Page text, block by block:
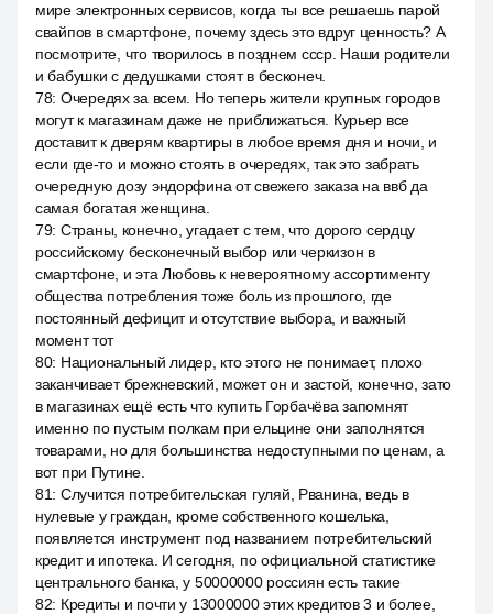
мире электронных сервисов, когда ты все решаешь парой
свайпов в смартфоне, почему здесь это вдруг ценность? А
посмотрите, что творилось в позднем ссср. Наши родители
и бабушки с дедушками стоят в бесконеч.
78: Очередях за всем. Но теперь жители крупных городов
могут к магазинам даже не приближаться. Курьер все
доставит к дверям квартиры в любое время дня и ночи, и
если где-то и можно стоять в очередях, так это забрать
очередную дозу эндорфина от свежего заказа на ввб да
самая богатая женщина.
79: Страны, конечно, угадает с тем, что дорого сердцу
российскому бесконечный выбор или черкизон в
смартфоне, и эта Любовь к невероятному ассортименту
общества потребления тоже боль из прошлого, где
постоянный дефицит и отсутствие выбора, и важный
момент тот
80: Национальный лидер, кто этого не понимает, плохо
заканчивает брежневский, может он и застой, конечно, зато
в магазинах ещё есть что купить Горбачёва запомнят
именно по пустым полкам при ельцине они заполнятся
товарами, но для большинства недоступными по ценам, а
вот при Путине.
81: Случится потребительская гуляй, Рванина, ведь в
нулевые у граждан, кроме собственного кошелька,
появляется инструмент под названием потребительский
кредит и ипотека. И сегодня, по официальной статистике
центрального банка, у 50000000 россиян есть такие
82: Кредиты и почти у 13000000 этих кредитов 3 и более,